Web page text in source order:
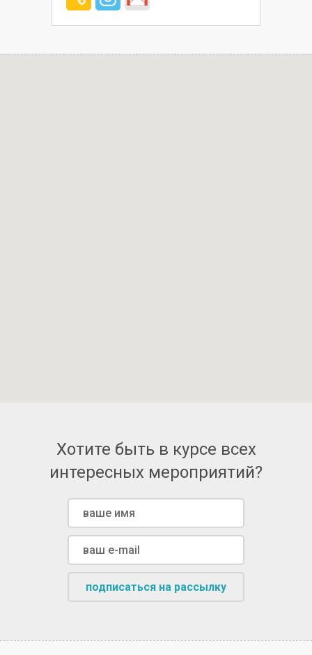
Хотите быть в курсе всех
интересных мероприятий?
подписаться на рассылку